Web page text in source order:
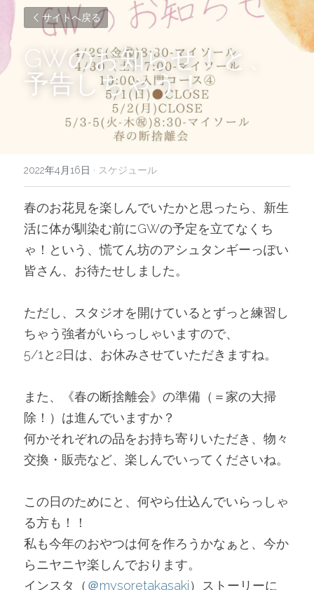
サイトへ戻る
GWのお知らせ！と、
予告しちゃう！
2022年4月16日 · スケジュール
春のお花見を楽しんでいたかと思ったら、新生
活に体が馴染む前にGWの予定を立てなくち
ゃ！という、慌てん坊のアシュタンギーっぽい
皆さん、お待たせしました。
ただし、スタジオを開けているとずっと練習し
ちゃう強者がいらっしゃいますので、
5/1と2日は、お休みさせていただきますね。
また、《春の断捨離会》の準備（＝家の大掃
除！）は進んでいますか？
何かそれぞれの品をお持ち寄りいただき、物々
交換・販売など、楽しんでいってくださいね。
この日のためにと、何やら仕込んでいらっしゃ
る方も！！
私も今年のおやつは何を作ろうかなぁと、今か
らニヤニヤ楽しんでおります。
インスタ（ ＠mysoretakasaki）ストーリーに